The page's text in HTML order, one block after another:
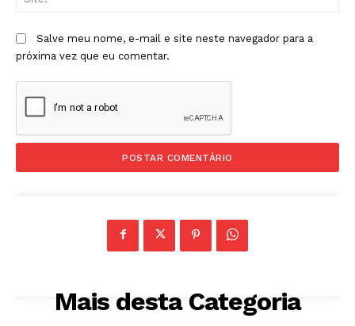
Salve meu nome, e-mail e site neste navegador para a
próxima vez que eu comentar.
Mais desta Categoria